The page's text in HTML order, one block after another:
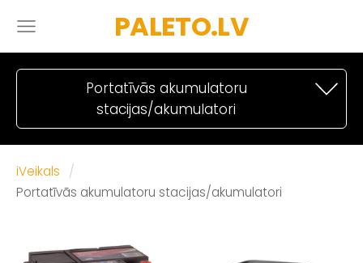
PALETO.LV
Portatīvās akumulatoru
stacijas/akumulatori
iVeikals
Portatīvās akumulatoru stacijas/akumulatori